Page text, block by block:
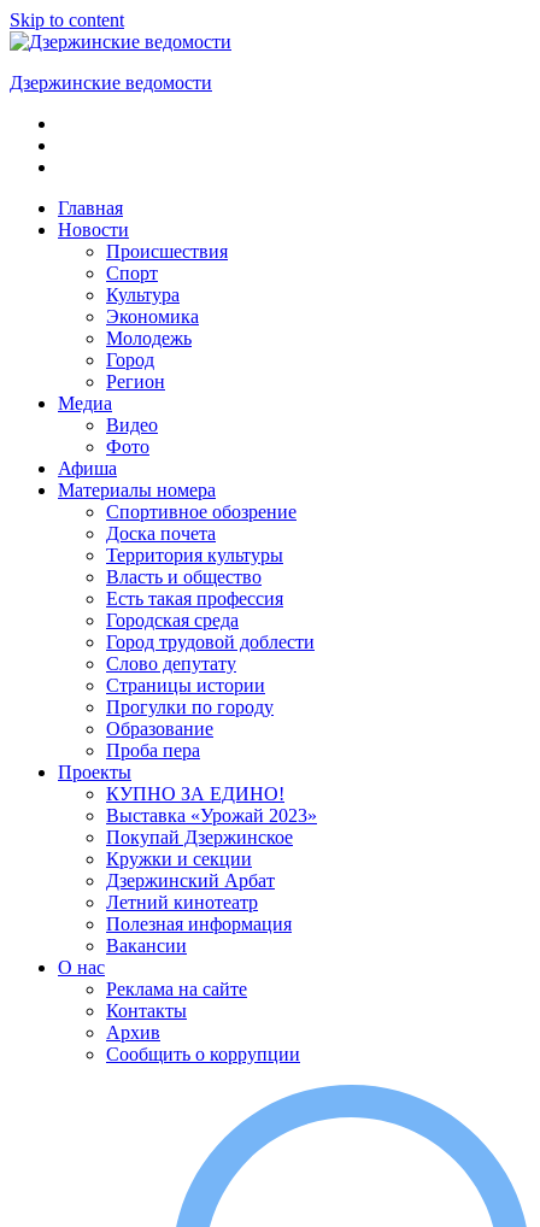
Skip to content
Дзержинские ведомости
ОБЩЕСТВЕННО-
ПОЛИТИЧЕСКАЯ
ГАЗЕТАГлавная
Новости
Происшествия
Спорт
Культура
Экономика
Молодежь
Город
Регион
Медиа
Видео
Фото
Афиша
Материалы номера
Спортивное обозрение
Доска почета
Территория культуры
Власть и общество
Есть такая профессия
Городская среда
Город трудовой доблести
Слово депутату
Страницы истории
Прогулки по городу
Образование
Проба пера
Проекты
КУПНО ЗА ЕДИНО!
Выставка «Урожай 2023»
Покупай Дзержинское
Кружки и секции
Дзержинский Арбат
Летний кинотеатр
Полезная информация
Вакансии
О нас
Реклама на сайте
Контакты
Архив
Сообщить о коррупции